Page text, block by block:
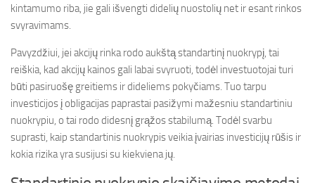
kintamumo riba, jie gali išvengti didelių nuostolių net ir esant rinkos
svyravimams.
Pavyzdžiui, jei akcijų rinka rodo aukštą standartinį nuokrypį, tai
reiškia, kad akcijų kainos gali labai svyruoti, todėl investuotojai turi
būti pasiruošę greitiems ir dideliems pokyčiams. Tuo tarpu
investicijos į obligacijas paprastai pasižymi mažesniu standartiniu
nuokrypiu, o tai rodo didesnį grąžos stabilumą. Todėl svarbu
suprasti, kaip standartinis nuokrypis veikia įvairias investicijų rūšis ir
kokia rizika yra susijusi su kiekviena jų.